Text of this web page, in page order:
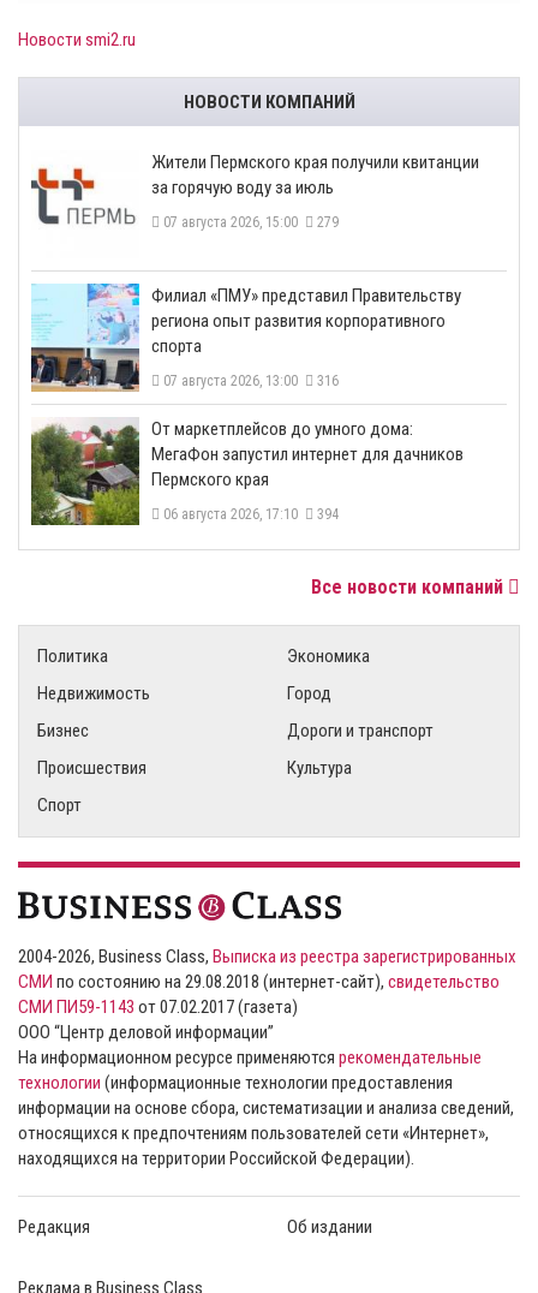
Новости smi2.ru
НОВОСТИ КОМПАНИЙ
​Жители Пермского края получили квитанции
за горячую воду за июль
07 августа 2026, 15:00 279
​Филиал «ПМУ» представил Правительству
региона опыт развития корпоративного
спорта
07 августа 2026, 13:00 316
От маркетплейсов до умного дома:
МегаФон запустил интернет для дачников
Пермского края
06 августа 2026, 17:10 394
Все новости компаний
Политика
Экономика
Недвижимость
Город
Бизнес
Дороги и транспорт
Происшествия
Культура
Спорт
2004-2026, Business Class, Выписка из реестра зарегистрированных
СМИ по состоянию на 29.08.2018 (интернет-сайт), свидетельство
СМИ ПИ59-1143 от 07.02.2017 (газета)
ООО “Центр деловой информации”
На информационном ресурсе применяются рекомендательные
технологии (информационные технологии предоставления
информации на основе сбора, систематизации и анализа сведений,
относящихся к предпочтениям пользователей сети «Интернет»,
находящихся на территории Российской Федерации).
Редакция Об издании
Реклама в Business Class